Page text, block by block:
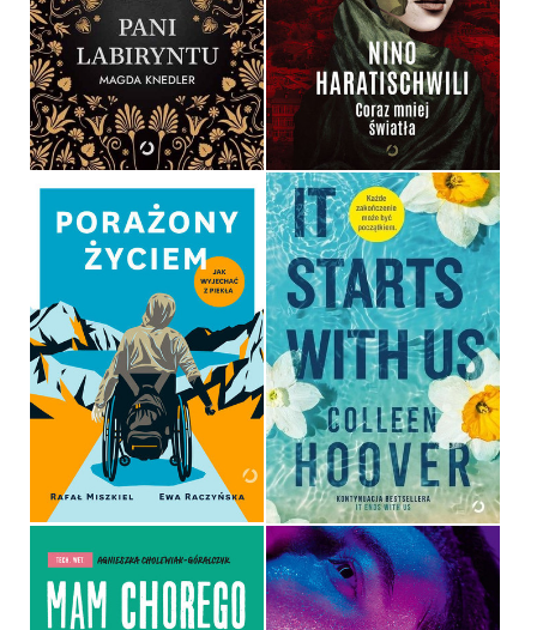
MAGDA KNEDLER
OPRAWA MIĘKKA
49,99 ZŁ
NINO HARATISCHWILI
OPRAWA TWARDA
69,99 ZŁ
PORAŻONY ŻYCIEM. JAK
WYJECHAĆ Z PIEKŁA
EWA RACZYŃSKA, RAFAŁ
MISZKIEL
OPRAWA MIĘKKA
59,99 ZŁ
IT STARTS WITH US
COLLEEN HOOVER
OPRAWA MIĘKKA
49,99 ZŁ